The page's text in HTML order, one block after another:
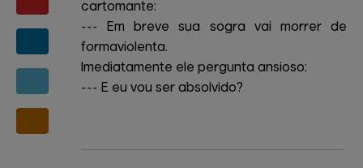
cartomante:
--- Em breve sua sogra vai morrer de
formaviolenta.
Imediatamente ele pergunta ansioso:
--- E eu vou ser absolvido?